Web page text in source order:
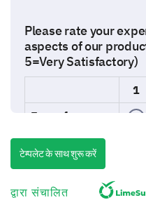
Please rate your
aspects of our
5=Very Satisfactory)
1
Ease of use
Quality
Performance
Value for money
टेम्पलेट के साथ शुरू करें
द्वारा संचालित